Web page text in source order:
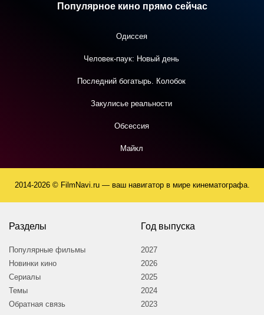
Популярное кино прямо сейчас
Одиссея
Человек-паук: Новый день
Последний богатырь. Колобок
Закулисье реальности
Обсессия
Майкл
2014-2026 © FilmNavi.ru — ваш навигатор в мире кинематографа.
Разделы
Популярные фильмы
Новинки кино
Сериалы
Темы
Обратная связь
Год выпуска
2027
2026
2025
2024
2023